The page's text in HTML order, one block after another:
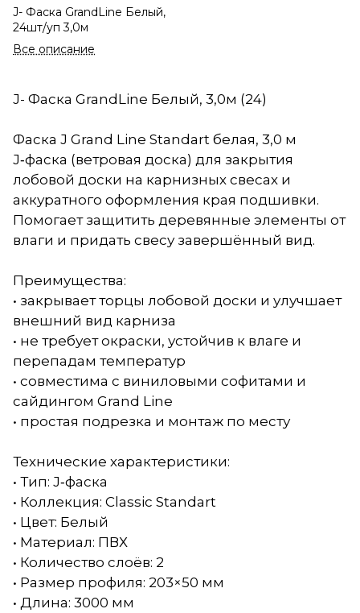
J- Фаска GrandLine Белый,
24шт/уп 3,0м
Все описание
J- Фаска GrandLine Белый, 3,0м (24)
Фаска J Grand Line Standart белая, 3,0 м
J‑фаска (ветровая доска) для закрытия
лобовой доски на карнизных свесах и
аккуратного оформления края подшивки.
Помогает защитить деревянные элементы от
влаги и придать свесу завершённый вид.
Преимущества:
• закрывает торцы лобовой доски и улучшает
внешний вид карниза
• не требует окраски, устойчив к влаге и
перепадам температур
• совместима с виниловыми софитами и
сайдингом Grand Line
• простая подрезка и монтаж по месту
Технические характеристики:
• Тип: J‑фаска
• Коллекция: Classic Standart
• Цвет: Белый
• Материал: ПВХ
• Количество слоёв: 2
• Размер профиля: 203×50 мм
• Длина: 3000 мм